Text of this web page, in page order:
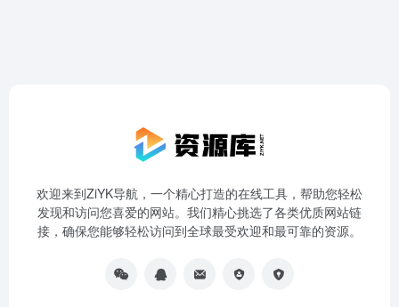
欢迎来到ZiYK导航，一个精心打造的在线工具，帮助您轻松
发现和访问您喜爱的网站。我们精心挑选了各类优质网站链
接，确保您能够轻松访问到全球最受欢迎和最可靠的资源。